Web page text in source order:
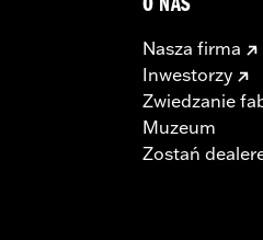
O NAS
Nasza firma
Inwestorzy
Zwiedzanie
Muzeum
Zostań